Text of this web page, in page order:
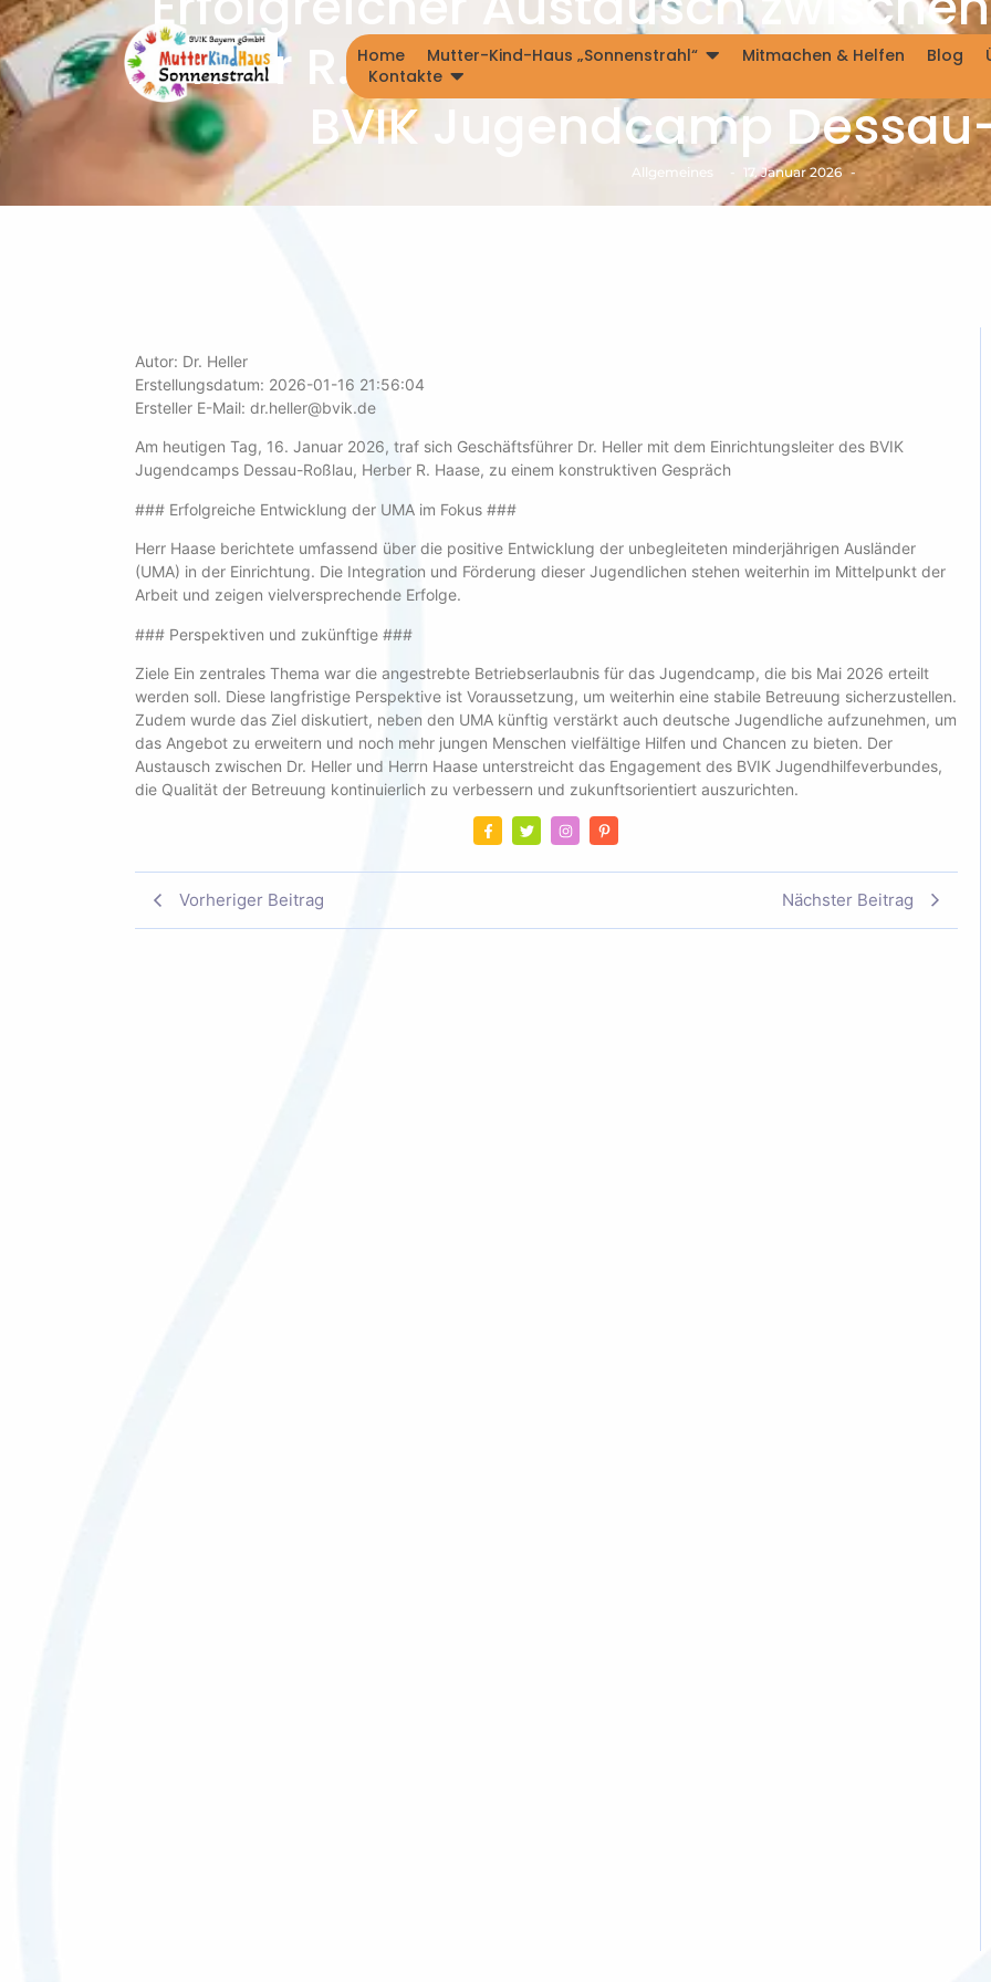
Home Mutter-Kind-Haus „Sonnenstrahl“ Mitmachen & Helfen Blog
Kontakte
Herber R. Haase über die weitere
BVIK Jugendcamp
Allgemeines - 17. Januar 2026 -
Autor: Dr. Heller
Erstellungsdatum: 2026-01-16 21:56:04
Ersteller E-Mail: dr.heller@bvik.de
Am heutigen Tag, 16. Januar 2026, traf sich Geschäftsführer Dr. Heller mit dem Einrichtungsleiter des BVIK
Jugendcamps Dessau-Roßlau, Herber R. Haase, zu einem konstruktiven Gespräch
### Erfolgreiche Entwicklung der UMA im Fokus ###
Herr Haase berichtete umfassend über die positive Entwicklung der unbegleiteten minderjährigen Ausländer
(UMA) in der Einrichtung. Die Integration und Förderung dieser Jugendlichen stehen weiterhin im Mittelpunkt der
Arbeit und zeigen vielversprechende Erfolge.
### Perspektiven und zukünftige ###
Ziele Ein zentrales Thema war die angestrebte Betriebserlaubnis für das Jugendcamp, die bis Mai 2026 erteilt
werden soll. Diese langfristige Perspektive ist Voraussetzung, um weiterhin eine stabile Betreuung sicherzustellen.
Zudem wurde das Ziel diskutiert, neben den UMA künftig verstärkt auch deutsche Jugendliche aufzunehmen, um
das Angebot zu erweitern und noch mehr jungen Menschen vielfältige Hilfen und Chancen zu bieten. Der
Austausch zwischen Dr. Heller und Herrn Haase unterstreicht das Engagement des BVIK Jugendhilfeverbundes,
die Qualität der Betreuung kontinuierlich zu verbessern und zukunftsorientiert auszurichten.
Vorheriger Beitrag Nächster Beitrag